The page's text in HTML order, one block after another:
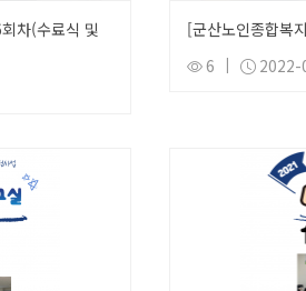
차(수료식 및
[군산노인종합복
6
| 2022-